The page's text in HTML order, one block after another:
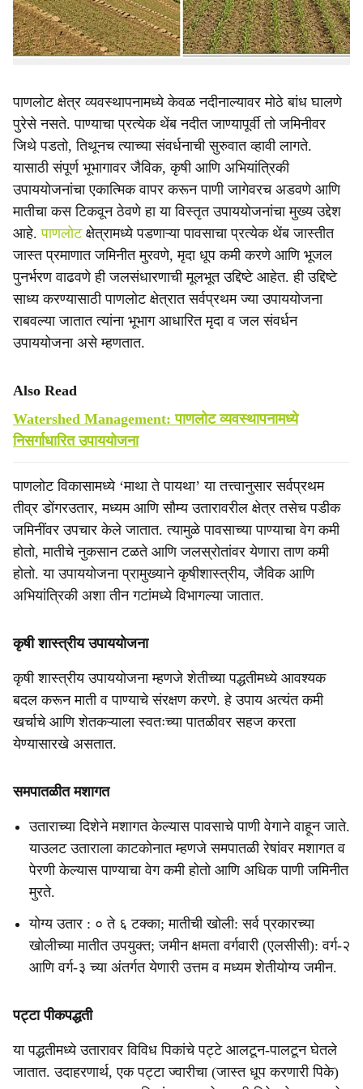
मूलभूत उद्दिष्टे आहेत. ही उद्दिष्टे साध्य करण्यासाठी पाणलोट क्षेत्रात
सर्वप्रथम ज्या उपाययोजना राबवल्या जातात त्यांना भूभाग आधारित
मृदा व जल संवर्धन उपाययोजना असे म्हणतात.
पाणलोट क्षेत्र व्यवस्थापनामध्ये केवळ नदीनाल्यावर मोठे बांध घालणे
पुरेसे नसते. पाण्याचा प्रत्येक थेंब नदीत जाण्यापूर्वी तो जमिनीवर
जिथे पडतो, तिथूनच त्याच्या संवर्धनाची सुरुवात व्हावी लागते.
यासाठी संपूर्ण भूभागावर जैविक, कृषी आणि अभियांत्रिकी
उपाययोजनांचा एकात्मिक वापर करून पाणी जागेवरच अडवणे आणि
मातीचा कस टिकवून ठेवणे हा या विस्तृत उपाययोजनांचा मुख्य उद्देश
आहे.पाणलोट क्षेत्रामध्ये पडणाऱ्या पावसाचा प्रत्येक थेंब जास्तीत
जास्त प्रमाणात जमिनीत मुरवणे, मृदा धूप कमी करणे आणि भूजल
पुनर्भरण वाढवणे ही जलसंधारणाची मूलभूत उद्दिष्टे आहेत. ही उद्दिष्टे
साध्य करण्यासाठी पाणलोट क्षेत्रात सर्वप्रथम ज्या उपाययोजना
राबवल्या जातात त्यांना भूभाग आधारित मृदा व जल संवर्धन
उपाययोजना असे म्हणतात.
Also Read
Watershed Management: पाणलोट व्यवस्थापनामध्ये
निसर्गाधारित उपाययोजना
पाणलोट विकासामध्ये ‘माथा ते पायथा’ या तत्त्वानुसार सर्वप्रथम
तीव्र डोंगरउतार, मध्यम आणि सौम्य उतारावरील क्षेत्र तसेच पडीक
जमिनींवर उपचार केले जातात. त्यामुळे पावसाच्या पाण्याचा वेग कमी
होतो, मातीचे नुकसान टळते आणि जलस्रोतांवर येणारा ताण कमी
होतो. या उपाययोजना प्रामुख्याने कृषीशास्त्रीय, जैविक आणि
अभियांत्रिकी अशा तीन गटांमध्ये विभागल्या जातात.
कृषी शास्त्रीय उपाययोजना
कृषी शास्त्रीय उपाययोजना म्हणजे शेतीच्या पद्धतीमध्ये आवश्यक
बदल करून माती व पाण्याचे संरक्षण करणे. हे उपाय अत्यंत कमी
खर्चाचे आणि शेतकऱ्याला स्वतःच्या पातळीवर सहज करता
येण्यासारखे असतात.
समपातळीत मशागत
उताराच्या दिशेने मशागत केल्यास पावसाचे पाणी वेगाने वाहून जाते.
याउलट उताराला काटकोनात म्हणजे समपातळी रेषांवर मशागत व
पेरणी केल्यास पाण्याचा वेग कमी होतो आणि अधिक पाणी जमिनीत
मुरते.
योग्य उतार : ० ते ६ टक्का; मातीची खोली: सर्व प्रकारच्या
खोलीच्या मातीत उपयुक्त; जमीन क्षमता वर्गवारी (एलसीसी): वर्ग-२
आणि वर्ग-३ च्या अंतर्गत येणारी उत्तम व मध्यम शेतीयोग्य जमीन.
पट्टा पीकपद्धती
या पद्धतीमध्ये उतारावर विविध पिकांचे पट्टे आलटून-पालटून घेतले
जातात. उदाहरणार्थ, एक पट्टा ज्वारीचा (जास्त धूप करणारी पिके)